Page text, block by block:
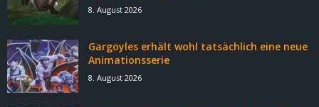
8. August 2026
Gargoyles erhält wohl tatsächlich eine neue
Animationsserie
8. August 2026